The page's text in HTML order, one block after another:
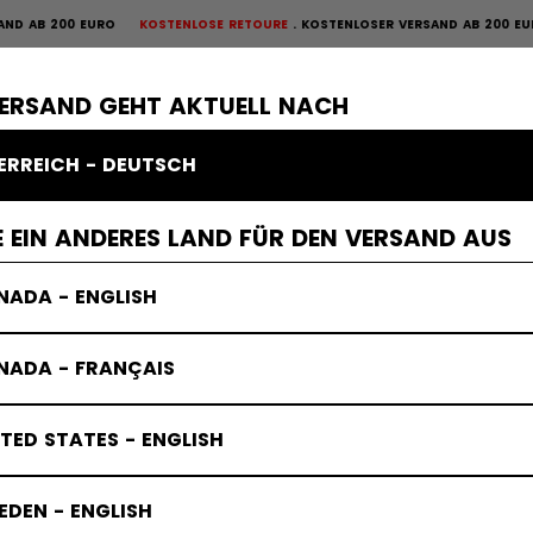
GEHT AKTUELL NACH
- DEUTSCH
EIN ANDERES LAND FÜR DEN VERSAND AUS
- ENGLISH
- FRANÇAIS
STATES - ENGLISH
- ENGLISH
200 EUROKOSTENLOSE RETOURE KOSTENLOSER VERSAND AB 200 EURO
SCHUTZAUSRÜSTUNG TORWART BEKLEIDUNG